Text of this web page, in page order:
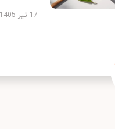
17 تیر 1405